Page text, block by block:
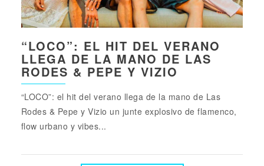
“LOCO”: EL HIT DEL VERANO
LLEGA DE LA MANO DE LAS
RODES & PEPE Y VIZIO
“LOCO”: el hit del verano llega de la mano de Las
Rodes & Pepe y Vizio un junte explosivo de flamenco,
flow urbano y vibes...